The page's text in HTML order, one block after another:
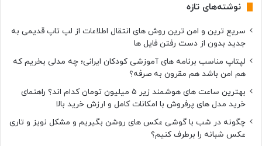
نوشته‌های تازه
سریع ترین و امن ترین روش های انتقال اطلاعات از لپ تاپ قدیمی به
جدید بدون از دست رفتن فایل ها
لپتاپ مناسب برنامه های آموزشی کودکان ایرانی؛ چه مدلی بخریم که
هم امن باشد هم مقرون به صرفه؟
بهترین ساعت های هوشمند زیر ۵ میلیون تومان کدام اند؟ راهنمای
خرید مدل های پرفروش با امکانات کامل و ارزش خرید بالا
چگونه در شب با گوشی عکس های روشن بگیریم و مشکل نویز و تاری
عکس شبانه را برطرف کنیم؟